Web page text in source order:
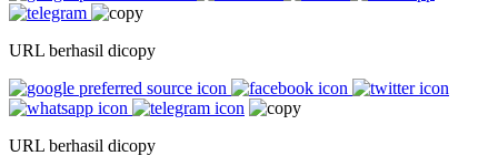
URL berhasil dicopy
URL berhasil dicopy